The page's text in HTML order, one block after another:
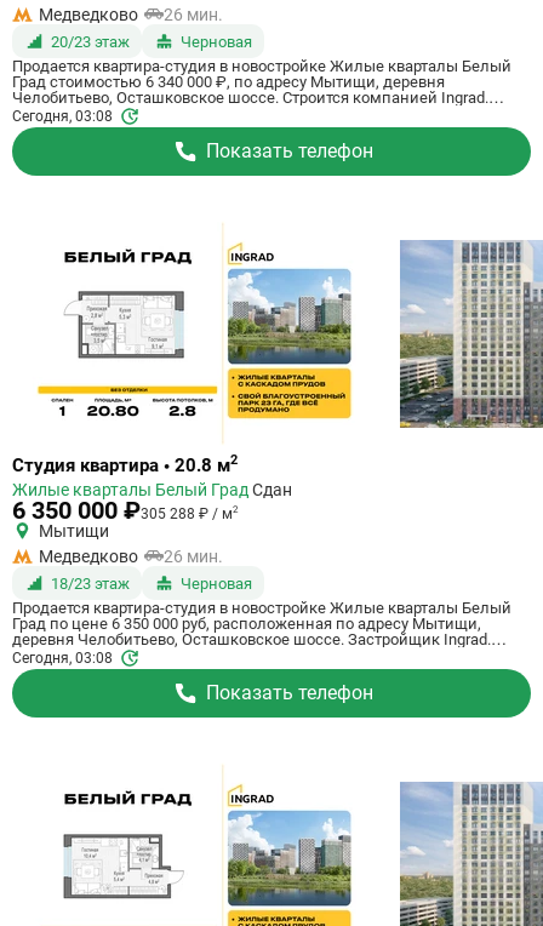
Медведково
26 мин.
20/23 этаж
Черновая
Продается квартира-студия в новостройке Жилые кварталы Белый
Град стоимостью 6 340 000 ₽, по адресу Мытищи, деревня
Челобитьево, Осташковское шоссе. Строится компанией Ingrad.
Квартира сдается в 3 квартале 2026 года с черновой отделкой, в 26
минутах на машине от станции метро Медведково. Общая площадь
квартиры - 22.9 кв. м. Этаж 20 из 23. ID квартиры на СтройкиРУ
759078, скажите его когда будете звонить.
Сегодня, 03:08
Показать телефон
Ссылка
квартиру
Студия квартира • 20.8 м2
Жилые кварталы Белый Град Сдан
6 350 000 ₽305 288 ₽ / м2
Мытищи
Медведково
26 мин.
18/23 этаж
Черновая
Продается квартира-студия в новостройке Жилые кварталы Белый
Град по цене 6 350 000 руб, расположенная по адресу Мытищи,
деревня Челобитьево, Осташковское шоссе. Застройщик Ingrad.
Квартира сдается в 3 квартале 2026 года с черновой отделкой, в 26
минутах на машине от метро Медведково. Общая площадь квартиры
- 20.8 кв. м. Этаж 18 из 23. ID квартиры на СтройкиРУ 759061,
сообщите его когда будете звонить.
Сегодня, 03:08
Показать телефон